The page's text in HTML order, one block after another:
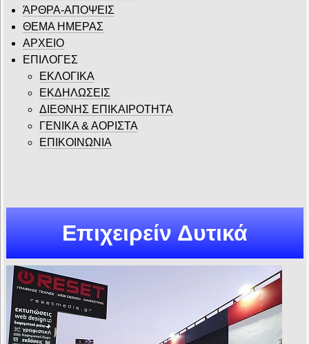
ΆΡΘΡΑ-ΑΠΟΨΕΙΣ
ΘΕΜΑ ΗΜΕΡΑΣ
ΑΡΧΕΙΟ
ΕΠΙΛΟΓΕΣ
ΕΚΛΟΓΙΚΑ
ΕΚΔΗΛΩΣΕΙΣ
ΔΙΕΘΝΗΣ ΕΠΙΚΑΙΡΟΤΗΤΑ
ΓΕΝΙΚΑ & ΑΟΡΙΣΤΑ
ΕΠΙΚΟΙΝΩΝΙΑ
Επιχειρείν Δυτικά